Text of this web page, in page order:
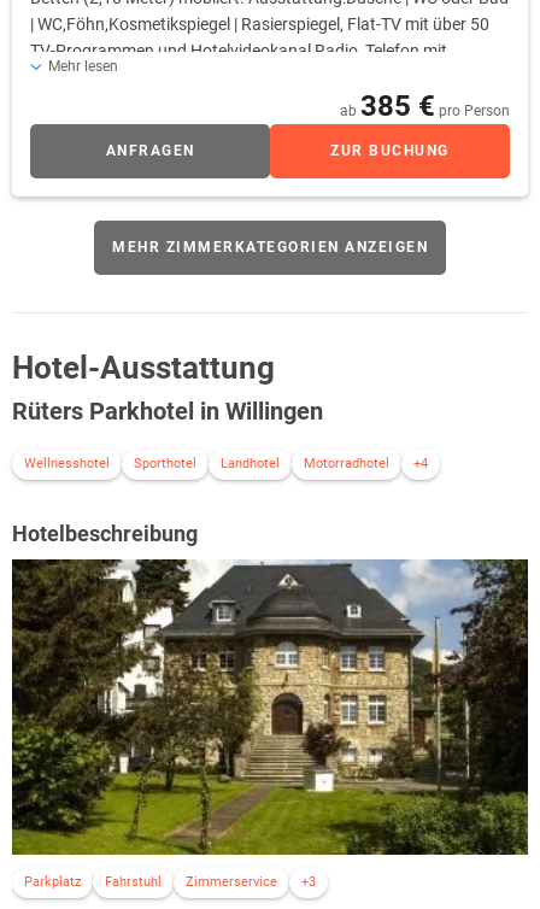
| WC,Föhn,Kosmetikspiegel | Rasierspiegel, Flat-TV mit über 50
TV-Programmen und Hotelvideokanal,Radio, Telefon mit
Weckfunktion | exklusive Telefoneinheiten, WLAN, Minibar,
Obstschale mit Messer, Mietsafe, Bademantel und -tasche mit
Saunatuch, Lattenroste | höhenverstellbar an Kopf- und
Mehr lesen
ab 385 € pro Person
ANFRAGEN ZUR BUCHUNG
MEHR ZIMMERKATEGORIEN ANZEIGEN
Hotel-Ausstattung
Rüters Parkhotel in Willingen
Wellnesshotel Sporthotel Landhotel Motorradhotel +4
Hotelbeschreibung
Parkplatz Fahrstuhl Zimmerservice +3